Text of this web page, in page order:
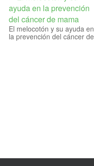
El melocotón y su ayuda en
la prevención del cáncer de
mama